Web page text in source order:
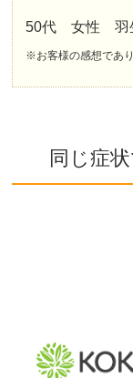
50代 女性 羽
※お客様の感想であ
同じ症